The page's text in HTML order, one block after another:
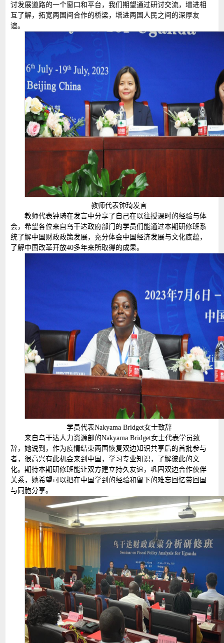
讨发展道路的一个窗口和平台，我们期望通过研讨交流，增进相
互了解，拓宽两国间合作的桥梁，增进两国人民之间的深厚友
谊。
教师代表钟琦发言
教师代表钟琦在发言中分享了自己在以往授课时的经验与体
会，希望各位来自乌干达政府部门的学员们能通过本期研修班系
统了解中国财政政策发展，充分体会中国经济发展与文化底蕴，
了解中国改革开放40多年来所取得的成果。
学员代表Nakyama Bridget女士致辞
来自乌干达人力资源部的Nakyama Bridget女士代表学员致
辞，她说到，作为疫情结束两国恢复双边知识共享后的首批参与
者，很高兴有此机会来到中国，学习专业知识，了解彼此的文
化。期待本期研修班能让双方建立持久友谊，巩固双边合作伙伴
关系，她希望可以把在中国学到的经验和留下的难忘回忆带回国
与同胞分享。